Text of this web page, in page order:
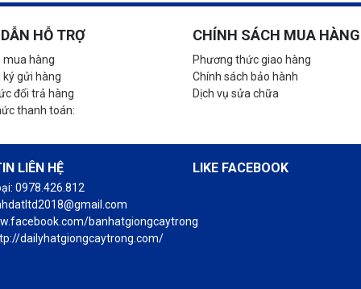
HỖ TRỢ
mua hàng
gửi hàng
đổi trả hàng
thanh toán:
CHÍNH SÁCH MUA HÀNG
Phương thức giao hàng
Chính sách bảo hành
Dịch vụ sửa chữa
LIÊN HỆ
0978.426.812
banhatgiongcaytrong
dailyhatgiongcaytrong.com/
LIKE FACEBOOK